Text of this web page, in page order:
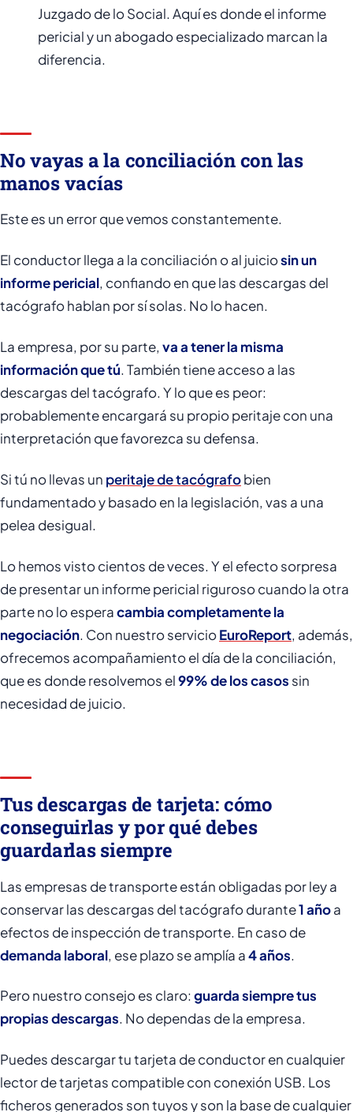
Juzgado de lo Social. Aquí es donde el informe
pericial y un abogado especializado marcan la
diferencia.
No vayas a la conciliación con las
manos vacías
Este es un error que vemos constantemente.
El conductor llega a la conciliación o al juiciosin un
informe pericial, confiando en que las descargas del
tacógrafo hablan por sí solas. No lo hacen.
La empresa, por su parte, va a tener la misma
información que tú. También tiene acceso a las
descargas del tacógrafo. Y lo que es peor:
probablemente encargará su propio peritaje con una
interpretación que favorezca su defensa.
Si tú no llevas un peritaje de tacógrafobien
fundamentado y basado en la legislación, vas a una
pelea desigual.
Lo hemos visto cientos de veces. Y el efecto sorpresa
de presentar un informe pericial riguroso cuando la otra
parte no lo esperacambia completamente la
negociación. Con nuestro servicioEuroReport, además,
ofrecemos acompañamiento el día de la conciliación,
que es donde resolvemos el99% de los casos sin
necesidad de juicio.
Tus descargas de tarjeta: cómo
conseguirlas y por qué debes
guardarlas siempre
Las empresas de transporte están obligadas por ley a
conservar las descargas del tacógrafo durante1 añoa
efectos de inspección de transporte. En caso de
demanda laboral, ese plazo se amplía a4 años.
Pero nuestro consejo es claro:guarda siempre tus
propias descargas. No dependas de la empresa.
Puedes descargar tu tarjeta de conductor en cualquier
lector de tarjetas compatible con conexión USB. Los
ficheros generados son tuyos y son la base de cualquier